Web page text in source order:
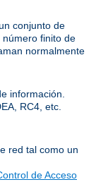
conjunto de
finito de
normalmente
información.
RC4, etc.
red tal como un
de Acceso